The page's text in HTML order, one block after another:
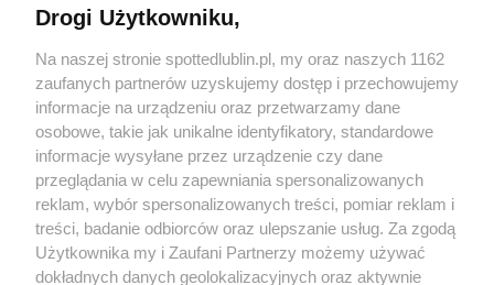
KATEGORIE
OGŁOSZENIA
WYDARZENIA
Regulamin
Polityka prywatności
RODO
Warunki korzystania z treści
Drogi Użytkowniku,
Na naszej stronie spottedlublin.pl, my oraz naszych 1162
zaufanych partnerów uzyskujemy dostęp i przechowujemy
informacje na urządzeniu oraz przetwarzamy dane
osobowe, takie jak unikalne identyfikatory, standardowe
informacje wysyłane przez urządzenie czy dane
przeglądania w celu zapewniania spersonalizowanych
reklam, wybór spersonalizowanych treści, pomiar reklam i
treści, badanie odbiorców oraz ulepszanie usług. Za zgodą
Użytkownika my i Zaufani Partnerzy możemy używać
dokładnych danych geolokalizacyjnych oraz aktywnie